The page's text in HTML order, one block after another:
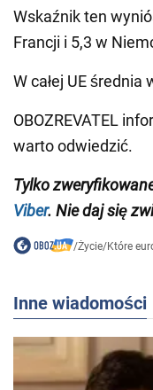
Wskaźnik ten
Francji i 5,3 w
W całej UE średnia
OBOZREVATEL
warto odwiedzić.
Tylko
Viber. Nie daj się
/Życie/Które
Inne wiadomości